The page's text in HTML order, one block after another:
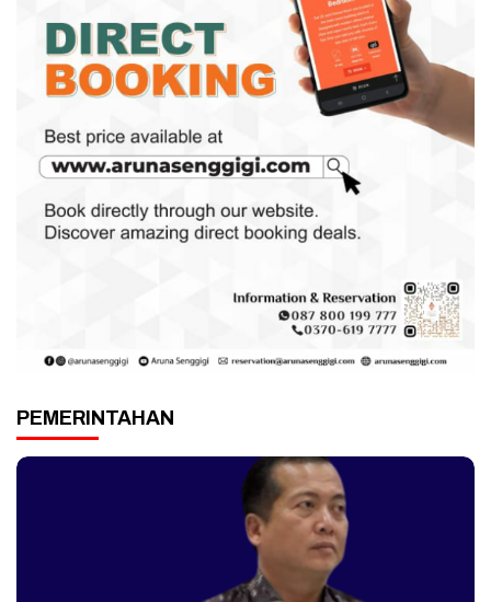
PEMERINTAHAN